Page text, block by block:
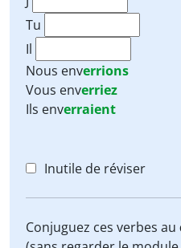
Tu
Il
Nous enverrions
Vous enverriez
Ils enverraient
Inutile de réviser
Conjuguez ces verbes au